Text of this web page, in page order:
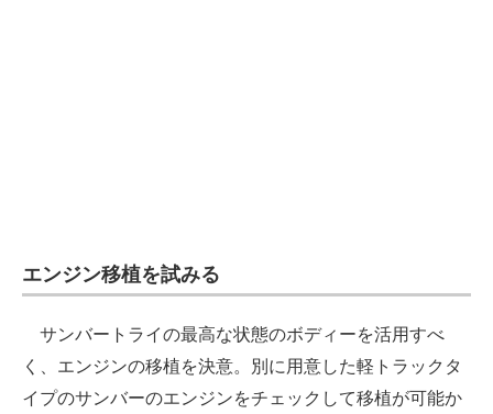
エンジン移植を試みる
サンバートライの最高な状態のボディーを活用すべ
く、エンジンの移植を決意。別に用意した軽トラックタ
イプのサンバーのエンジンをチェックして移植が可能か